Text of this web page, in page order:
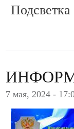
Подсветка
7 мая, 2024 -